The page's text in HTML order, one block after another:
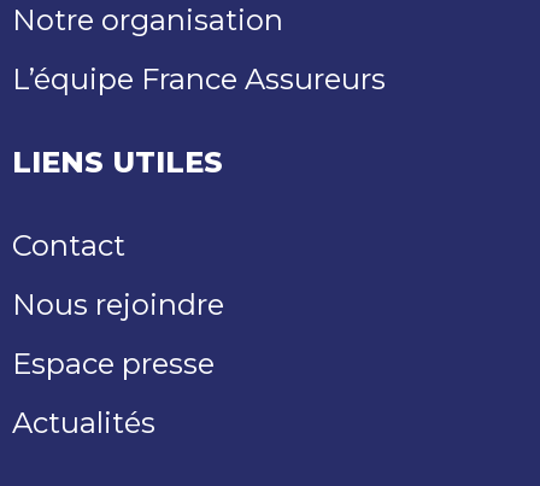
Notre organisation
L’équipe France Assureurs
LIENS UTILES
Contact
Nous rejoindre
Espace presse
Actualités